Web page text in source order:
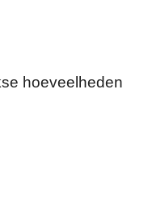
hoeveelheden